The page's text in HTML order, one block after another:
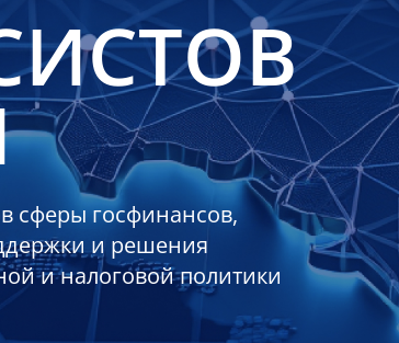
сферы госфинансов,
и решения
и налоговой политики